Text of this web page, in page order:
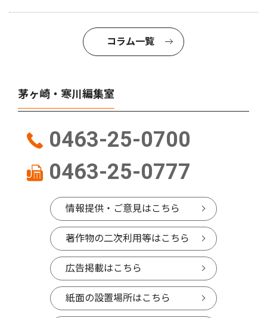
コラム一覧
茅ヶ崎・寒川編集室
0463-25-0700
0463-25-0777
情報提供・ご意見はこちら
著作物の二次利用等はこちら
広告掲載はこちら
紙面の設置場所はこちら